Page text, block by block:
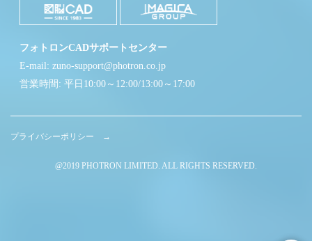
フォトロンCADサポートセンター
E-mail: zuno-support@photron.co.jp
営業時間: 平日10:00～12:00/13:00～17:00
プライバシーポリシー →
@2019 PHOTRON LIMITED. ALL RIGHTS RESERVED.